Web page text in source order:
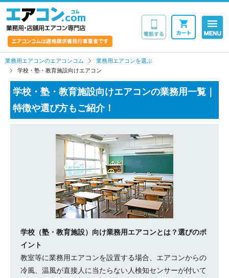
業務用エアコンのエアコンコム
業務用エアコンを選ぶ
学校・塾・教育施設向けエアコン
学校・塾・教育施設向けエアコンの業務用一覧｜
特徴や選び方もご紹介！
学校（塾・教育施設）向け業務用エアコンとは？選びのポ
イント
教室等に業務用エアコンを設置する場合、エアコンからの
冷風、温風が直接人に当たらない人検知センサーが付いて